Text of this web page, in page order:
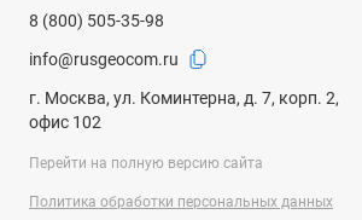
8 (800) 505-35-98
info@rusgeocom.ru
г. Москва, ул. Коминтерна, д. 7, корп. 2,
офис 102
Перейти на полную версию сайта
Политика обработки персональных данных